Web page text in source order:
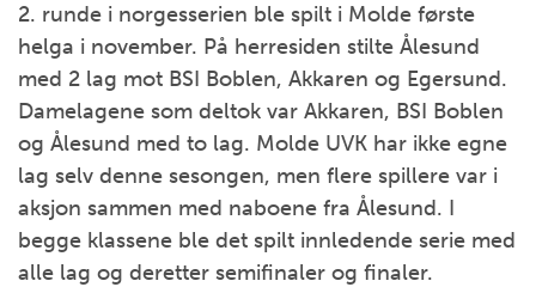
2. runde i norgesserien ble spilt i Molde første
helga i november. På herresiden stilte Ålesund
med 2 lag mot BSI Boblen, Akkaren og Egersund.
Damelagene som deltok var Akkaren, BSI Boblen
og Ålesund med to lag. Molde UVK har ikke egne
lag selv denne sesongen, men flere spillere var i
aksjon sammen med naboene fra Ålesund. I
begge klassene ble det spilt innledende serie med
alle lag og deretter semifinaler og finaler.